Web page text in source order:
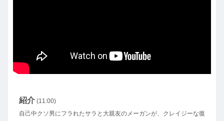
紹介 (11:00)
自己中クソ男にフラれたサラと大親友のメーガンが、クレイジーな復